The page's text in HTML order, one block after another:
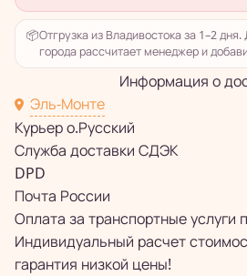
📦Отгрузка из Владивостока за 1–2
города рассчитает менеджер и
Информация о
Эль-Монте
Курьер о.Русский
Служба доставки СДЭК
DPD
Почта России
Оплата за транспортные услуги
Индивидуальный расчет
гарантия низкой цены!